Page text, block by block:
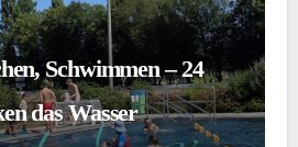
Schwimmen – 24
das Wasser